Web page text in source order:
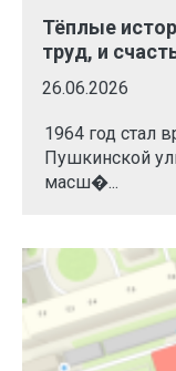
Тёплые
труд, и
26.06.2026
1964 год стал
Пушкинской
масш�...